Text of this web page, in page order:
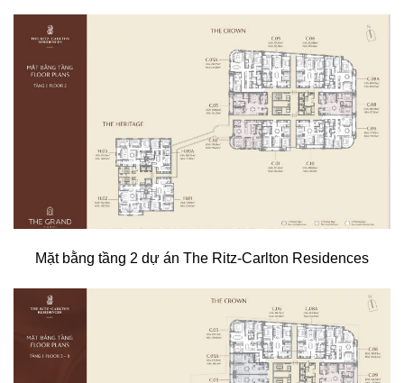
Mặt bằng tầng 2 dự án The Ritz-Carlton Residences